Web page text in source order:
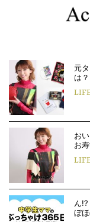
元
は
お
お
ん
ぼ